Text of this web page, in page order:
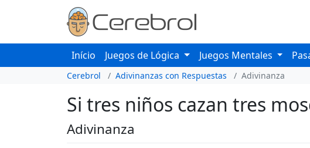
Início Juegos de Lógica Juegos Mentales
Cerebrol Adivinanzas con Respuestas Adivinanza
Si tres niños cazan tres
Adivinanza